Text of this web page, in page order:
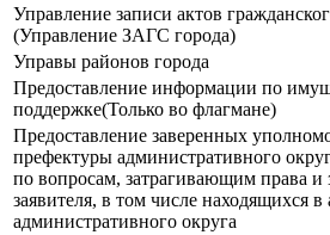
Управление записи актов
(Управление ЗАГС города)
Управы районов города
Предоставление информации по
поддержке(Только во флагмане)
Предоставление заверенных
префектуры административного
по вопросам, затрагивающим права и
заявителя, в том числе находящихся
административного округа